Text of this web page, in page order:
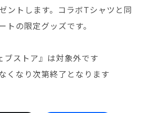
ントします。コラボTシャツと同
トの限定グッズです。
ストア』は対象外です
くなり次第終了となります